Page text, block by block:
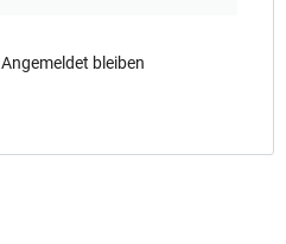
Angemeldet bleiben